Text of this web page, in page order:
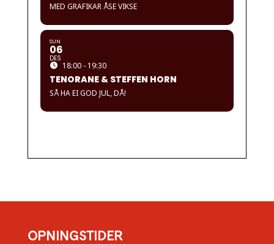
MED GRAFIKAR ÅSE VIKSE
SUN
06
DES
18:00 - 19:30
TENORANE & STEFFEN HORN
SÅ HA EI GOD JUL, DÅ!
OPNINGSTIDER